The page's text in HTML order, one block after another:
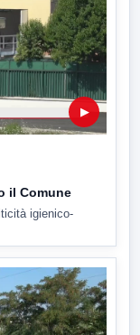
▶
il Comune
igienico-